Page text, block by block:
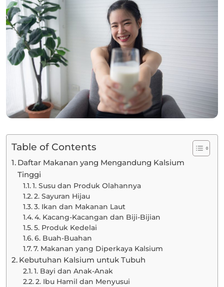
Table of Contents
Daftar Makanan yang Mengandung Kalsium
Tinggi
1. Susu dan Produk Olahannya
2. Sayuran Hijau
3. Ikan dan Makanan Laut
4. Kacang-Kacangan dan Biji-Bijian
5. Produk Kedelai
6. Buah-Buahan
7. Makanan yang Diperkaya Kalsium
Kebutuhan Kalsium untuk Tubuh
1. Bayi dan Anak-Anak
2. Ibu Hamil dan Menyusui